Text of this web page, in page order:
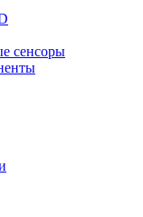
сенсоры